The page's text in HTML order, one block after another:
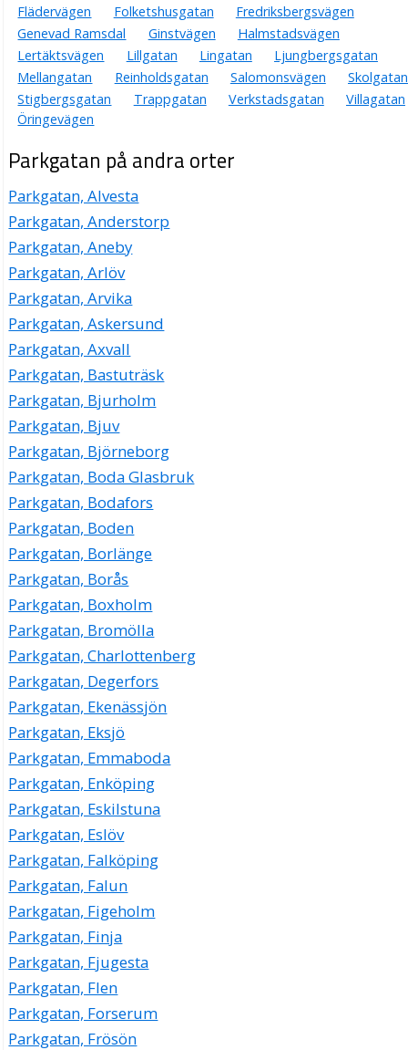
Flädervägen
Folketshusgatan
Fredriksbergsvägen
Genevad Ramsdal
Ginstvägen
Halmstadsvägen
Lertäktsvägen
Lillgatan Lingatan
Ljungbergsgatan
Mellangatan
Reinholdsgatan Salomonsvägen
Skolgatan
Stigbergsgatan
Trappgatan Verkstadsgatan
Villagatan
Öringevägen
Parkgatan på andra orter
Parkgatan, Alvesta
Parkgatan, Anderstorp
Parkgatan, Aneby
Parkgatan, Arlöv
Parkgatan, Arvika
Parkgatan, Askersund
Parkgatan, Axvall
Parkgatan, Bastuträsk
Parkgatan, Bjurholm
Parkgatan, Bjuv
Parkgatan, Björneborg
Parkgatan, Boda Glasbruk
Parkgatan, Bodafors
Parkgatan, Boden
Parkgatan, Borlänge
Parkgatan, Borås
Parkgatan, Boxholm
Parkgatan, Bromölla
Parkgatan, Charlottenberg
Parkgatan, Degerfors
Parkgatan, Ekenässjön
Parkgatan, Eksjö
Parkgatan, Emmaboda
Parkgatan, Enköping
Parkgatan, Eskilstuna
Parkgatan, Eslöv
Parkgatan, Falköping
Parkgatan, Falun
Parkgatan, Figeholm
Parkgatan, Finja
Parkgatan, Fjugesta
Parkgatan, Flen
Parkgatan, Forserum
Parkgatan, Frösön